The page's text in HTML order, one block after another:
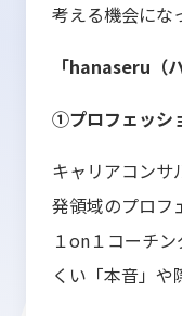
考える機会にな
「hanaseru（
①プロフェッシ
キャリアコンサ
発領域のプロフ
１on１コーチ
くい「本音」や